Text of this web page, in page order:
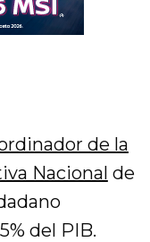
de la
Nacional de
del PIB.